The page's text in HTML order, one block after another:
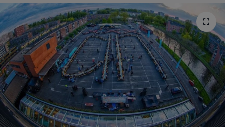
FOTO GALERİ
VIDEO GALERİ
ALGEMENE VOORWAARDEN
CONTACT
Çerez Politikası